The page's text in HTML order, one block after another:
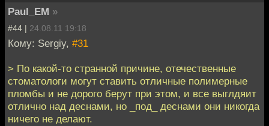
Paul_EM »
#44 | 24.08.11 19:18
Кому: Sergiy, #31
> По какой-то странной причине, отечественные
стоматологи могут ставить отличные полимерные
пломбы и не дорого берут при этом, и все выглдяит
отлично над деснами, но _под_ деснами они никогда
ничего не делают.